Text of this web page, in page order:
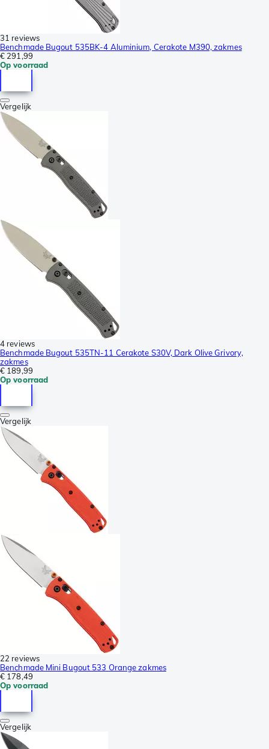
31 reviews
Benchmade Bugout 535BK-4 Aluminium, Cerakote M390, zakmes
€ 291,99
Op voorraad
Vergelijk
4 reviews
Benchmade Bugout 535TN-11 Cerakote S30V, Dark Olive Grivory,
zakmes
€ 189,99
Op voorraad
Vergelijk
22 reviews
Benchmade Mini Bugout 533 Orange zakmes
€ 178,49
Op voorraad
Vergelijk